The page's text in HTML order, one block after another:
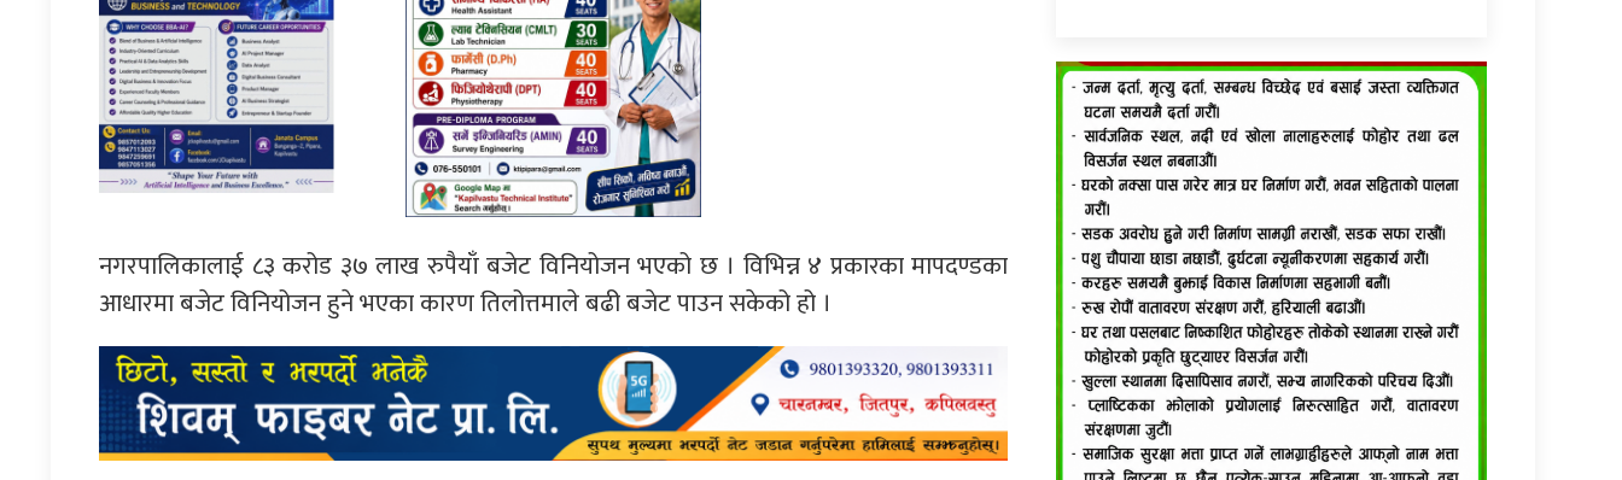
नगरपालिकालाई ८३ करोड ३७ लाख रुपैयाँ बजेट विनियोजन भएको छ । विभिन्न ४ प्रकारका मापदण्डका
आधारमा बजेट विनियोजन हुने भएका कारण तिलोत्तमाले बढी बजेट पाउन सकेको हो ।